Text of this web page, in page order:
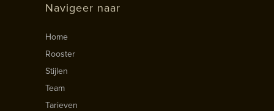
Navigeer naar
Home
Rooster
Stijlen
Team
Tarieven